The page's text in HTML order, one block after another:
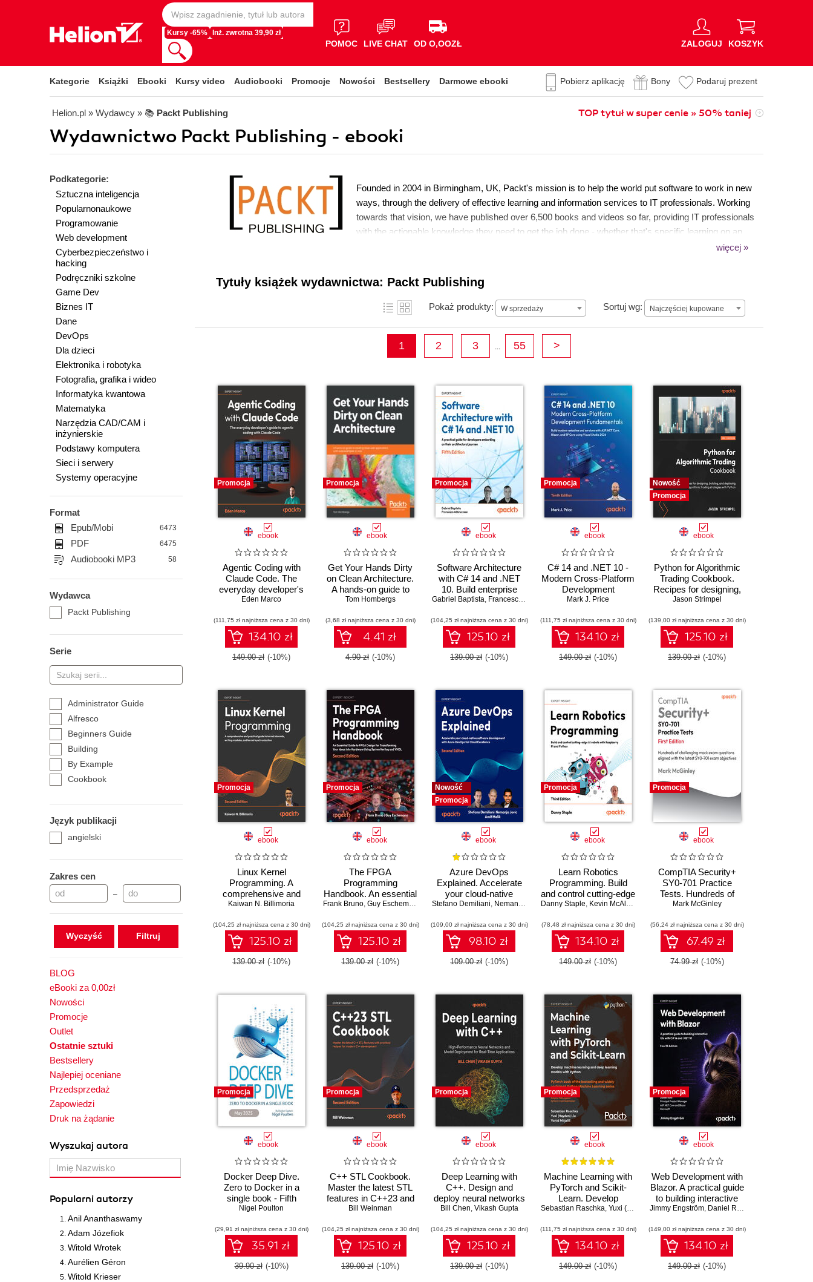
Kursy -65% Inż. zwrotna 39,90 zł
POMOC LIVE CHAT OD O,OOZŁ ZALOGUJ KOSZYK
Kategorie Książki Ebooki Kursy video Audiobooki Promocje Nowości Bestsellery Darmowe ebooki Pobierz aplikację Bony Podaruj prezent
Helion.pl » Wydawcy » 📚 Packt Publishing TOP tytuł w super cenie » 50% taniej
Wydawnictwo Packt Publishing - ebooki
Podkategorie:
Sztuczna inteligencja
Popularnonaukowe
Programowanie
Web development
Cyberbezpieczeństwo i
hacking
Podręczniki szkolne
Game Dev
Biznes IT
Dane
DevOps
Dla dzieci
Elektronika i robotyka
Fotografia, grafika i wideo
Informatyka kwantowa
Matematyka
Narzędzia CAD/CAM i
inżynierskie
Podstawy komputera
Sieci i serwery
Systemy operacyjne
Format
Epub/Mobi
6473
PDF 6475
Audiobooki MP3 58
Wydawca
Packt Publishing
Serie
Administrator Guide
Alfresco
Beginners Guide
Building
By Example
Cookbook
Hands-on
How-to
Mastering
Other Role Guide
Practical
Projects
Język publikacji
angielski
Zakres cen
–
Wyczyść
BLOG
eBooki za 0,00zł
Nowości
Promocje
Outlet
Ostatnie sztuki
Bestsellery
Najlepiej oceniane
Przedsprzedaż
Zapowiedzi
Druk na żądanie
Wyszukaj autora
Popularni autorzy
Anil Ananthaswamy
Adam Józefiok
Witold Wrotek
Aurélien Géron
Witold Krieser
Founded in 2004 in Birmingham, UK, Packt's mission is to help the world put software to work in new
ways, through the delivery of effective learning and information services to IT professionals. Working
towards that vision, we have published over 6,500 books and videos so far, providing IT professionals
with the actionable knowledge they need to get the job done - whether that's specific learning on an
emerging technology or optimizing key skills in more established tools. As part of our mission, we have
projects become household names along the way.
więcej »
Tytuły książek wydawnictwa: Packt Publishing
Pokaż produkty: W sprzedaży Sortuj wg: Najczęściej kupowane
Najczęściej kupowane
1 2 3 ... 55 >
Promocja
ebook
Agentic Coding with
Claude Code. The
everyday developer's
guide to agentic coding
Eden Marco
(111,75 zł najniższa cena z 30 dni)
134.10 zł
149.00 zł (-10%)
Promocja
ebook
Get Your Hands Dirty
on Clean Architecture.
A hands-on guide to
creating clean web
examples in Java
Tom Hombergs
(3,68 zł najniższa cena z 30 dni)
4.41 zł
4.90 zł (-10%)
Promocja
ebook
Software Architecture
with C# 14 and .NET
10. Build enterprise
applications using
DevSecOps, EF Core,
and design patterns for
Azure - Fifth Edition
Gabriel Baptista, Francesco Abbruzzese
(104,25 zł najniższa cena z 30 dni)
125.10 zł
139.00 zł (-10%)
Promocja
ebook
C# 14 and .NET 10 -
Modern Cross-Platform
Development
Fundamentals. Build
services with ASP.NET
Core, Blazor, and EF
Core using Visual
Studio 2026 - Tenth
Mark J. Price
(111,75 zł najniższa cena z 30 dni)
134.10 zł
149.00 zł (-10%)
Nowość
Promocja
ebook
Python for Algorithmic
Trading Cookbook.
Recipes for designing,
building, and deploying
strategies with Python -
Second Edition
Jason Strimpel
(139,00 zł najniższa cena z 30 dni)
125.10 zł
139.00 zł (-10%)
Promocja
ebook
Linux Kernel
Programming. A
comprehensive and
practical guide to kernel
modules, and kernel
synchronization -
Second Edition
Kaiwan N. Billimoria
(104,25 zł najniższa cena z 30 dni)
125.10 zł
139.00 zł (-10%)
Promocja
ebook
The FPGA
Programming
Handbook. An essential
guide to FPGA design
into hardware using
SystemVerilog and
VHDL - Second Edition
Frank Bruno, Guy Eschemann
(104,25 zł najniższa cena z 30 dni)
125.10 zł
139.00 zł (-10%)
Nowość
Promocja
ebook
Azure DevOps
Explained. Accelerate
your cloud-native
software development
Cloud Excellence -
Second Edition
Stefano Demiliani, Nemanja Jovic ,Amit Malik ,Prasad Gandham
(109,00 zł najniższa cena z 30 dni)
98.10 zł
109.00 zł (-10%)
Promocja
ebook
Learn Robotics
Programming. Build
and control cutting-edge
AI robots with
Python - Third Edition
Danny Staple, Kevin McAleer
(78,48 zł najniższa cena z 30 dni)
134.10 zł
149.00 zł (-10%)
Promocja
ebook
CompTIA Security+
SY0-701 Practice
Tests. Hundreds of
challenging mock exam
the latest SY0-701
exam objectives
Mark McGinley
(56,24 zł najniższa cena z 30 dni)
67.49 zł
74.99 zł (-10%)
Promocja
ebook
Docker Deep Dive.
Zero to Docker in a
single book - Fifth
Edition
Nigel Poulton
(29,91 zł najniższa cena z 30 dni)
35.91 zł
39.90 zł (-10%)
Promocja
ebook
C++ STL Cookbook.
Master the latest STL
features in C++23 and
26 with practical
development - Second
Edition
Bill Weinman
(104,25 zł najniższa cena z 30 dni)
125.10 zł
139.00 zł (-10%)
Promocja
ebook
Deep Learning with
C++. Design and
deploy neural networks
using CUDA for high-
Bill Chen, Vikash Gupta
(104,25 zł najniższa cena z 30 dni)
125.10 zł
139.00 zł (-10%)
Promocja
ebook
Machine Learning with
PyTorch and Scikit-
Learn. Develop
machine learning and
with Python
Sebastian Raschka, Yuxi (Hayden) Liu , Vahid Mirjalili,Dmytro Dzhulgakov
(111,75 zł najniższa cena z 30 dni)
134.10 zł
149.00 zł (-10%)
Promocja
ebook
Web Development with
Blazor. A practical guide
to building interactive
UIs with C# 14 and
Edition
Jimmy Engström, Daniel Roth
(149,00 zł najniższa cena z 30 dni)
134.10 zł
149.00 zł (-10%)